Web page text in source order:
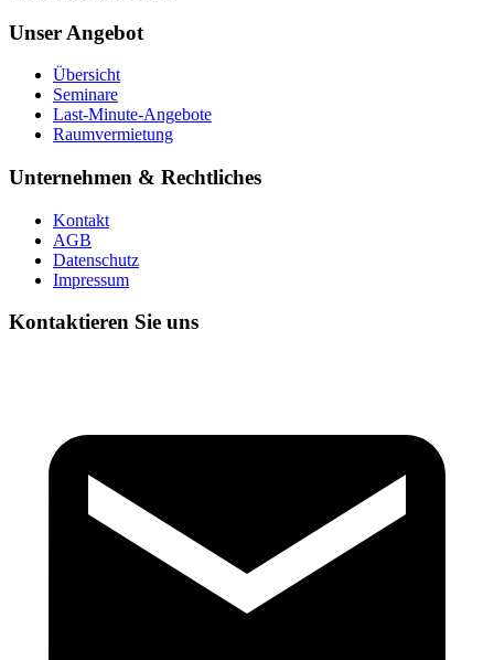
Unser Angebot
Übersicht
Seminare
Last-Minute-Angebote
Raumvermietung
Unternehmen & Rechtliches
Kontakt
AGB
Datenschutz
Impressum
Kontaktieren Sie uns